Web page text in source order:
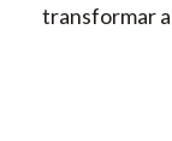
transformar